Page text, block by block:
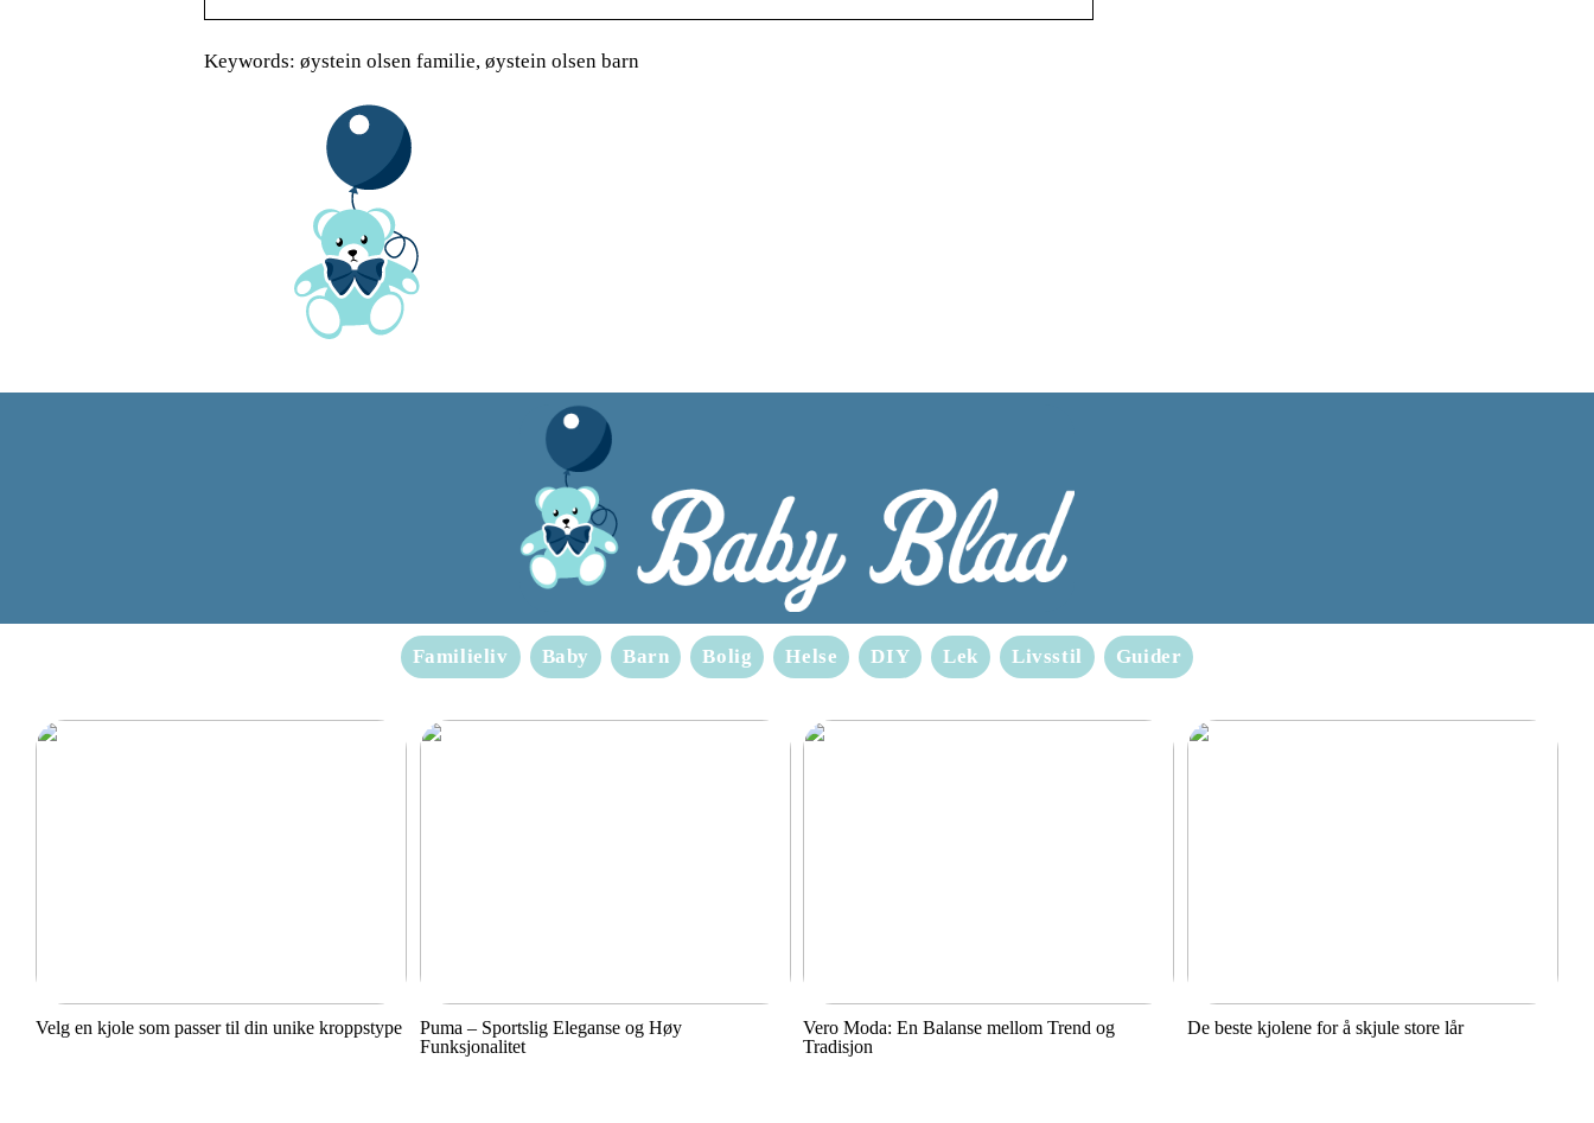
Keywords: øystein olsen familie, øystein olsen barn
Familieliv Baby Barn Bolig Helse DIY Lek Livsstil Guider
Velg en kjole som passer til din unike kroppstype
Puma – Sportslig Eleganse og Høy
Funksjonalitet
Vero Moda: En Balanse mellom Trend og
Tradisjon
De beste kjolene for å skjule store lår